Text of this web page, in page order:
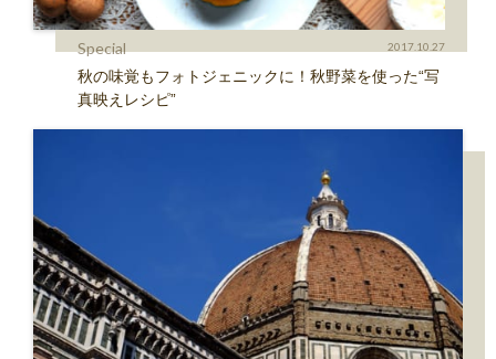
Special 2017.10.27
秋の味覚もフォトジェニックに！秋野菜を使った“写
真映えレシピ”